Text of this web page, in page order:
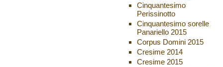
Cinquantesimo
Perissinotto
Cinquantesimo sorelle
Panariello 2015
Corpus Domini 2015
Cresime 2014
Cresime 2015